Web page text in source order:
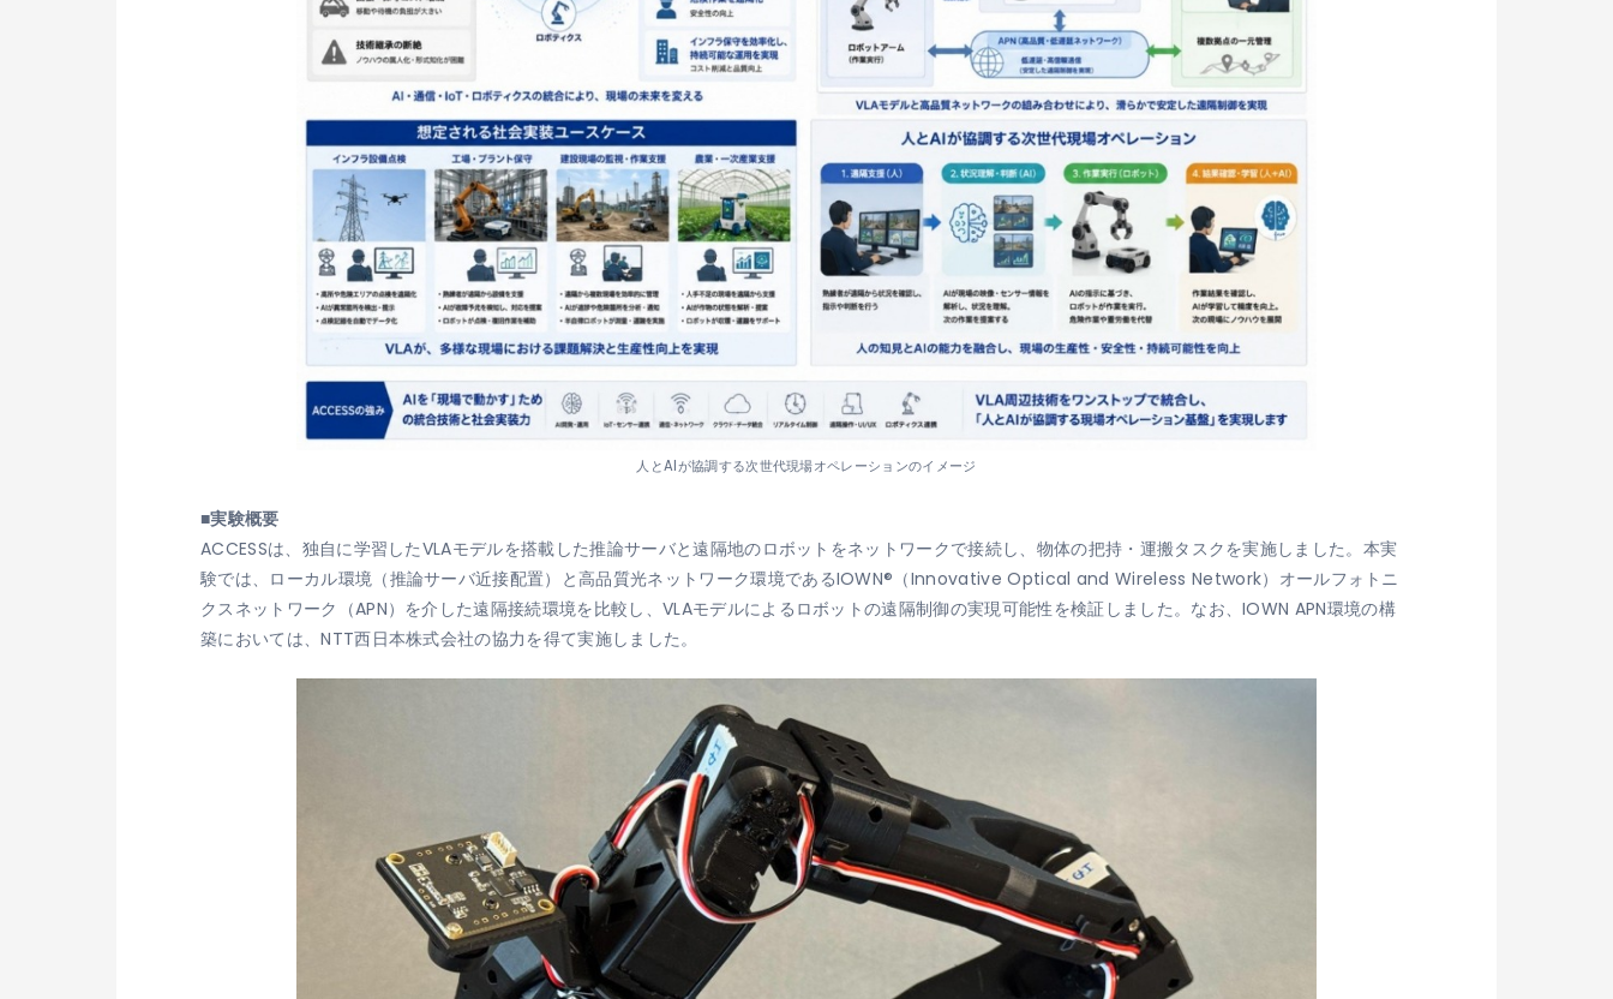
人とAIが協調する次世代現場オペレーションのイメージ
■実験概要
ACCESSは、独自に学習したVLAモデルを搭載した推論サーバと遠隔地のロボットをネットワークで接続し、物体の把持・運搬タスクを実施しました。本実
験では、ローカル環境（推論サーバ近接配置）と高品質光ネットワーク環境であるIOWN®（Innovative Optical and Wireless Network）オールフォトニ
クスネットワーク（APN）を介した遠隔接続環境を比較し、VLAモデルによるロボットの遠隔制御の実現可能性を検証しました。なお、IOWN APN環境の構
築においては、NTT西日本株式会社の協力を得て実施しました。